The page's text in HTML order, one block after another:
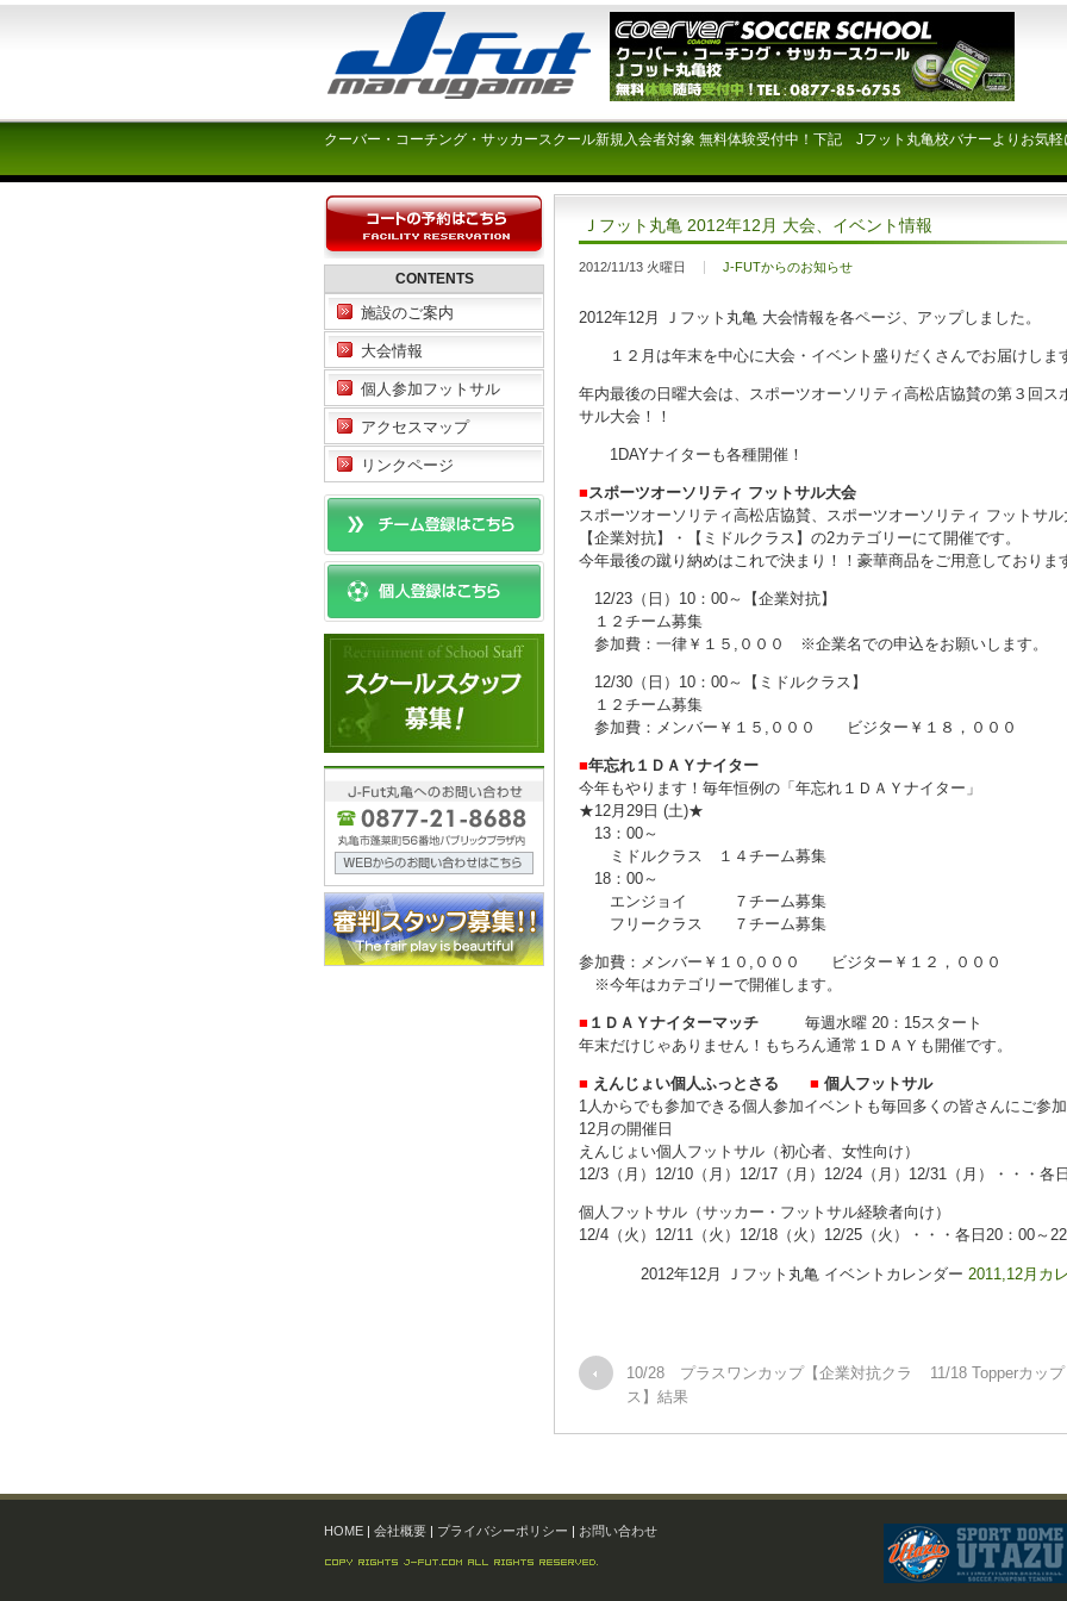
クーバー・コーチング・サッカースクール新規入会者対象 無料体験受付中！下記 Jフット丸亀校バナーよりお気
Ｊフット丸亀 2012年12月 大会、イベント情報
2012/11/13 火曜日 J-FUTからのお知らせ
2012年12月 Ｊフット丸亀 大会情報を各ページ、アップしました。
１２月は年末を中心に大会・イベント盛りだくさんでお届けしま
年内最後の日曜大会は、スポーツオーソリティ高松店協賛の第３回ス
サル大会！！
1DAYナイターも各種開催！
■ スポーツオーソリティ フットサル大会
スポーツオーソリティ高松店協賛、スポーツオーソリティ フットサ
【企業対抗】・【ミドルクラス】の2カテゴリーにて開催です。
今年最後の蹴り納めはこれで決まり！！豪華商品をご用意しておりま
12/23（日）10：00～【企業対抗】
１２チーム募集
参加費：一律￥１５,０００ ※企業名での申込をお願いします。
12/30（日）10：00～【ミドルクラス】
１２チーム募集
参加費：メンバー￥１５,０００ ビジター￥１８，０００
■年忘れ１ＤＡＹナイター
今年もやります！毎年恒例の「年忘れ１ＤＡＹナイター」
★12月29日 (土)★
13：00～
ミドルクラス １４チーム募集
18：00～
エンジョイ ７チーム募集
フリークラス ７チーム募集
参加費：メンバー￥１０,０００ ビジター￥１２，０００
※今年はカテゴリーで開催します。
■ １ＤＡＹナイターマッチ 毎週水曜 20：15スタート
年末だけじゃありません！もちろん通常１ＤＡＹも開催です。
■ えんじょい個人ふっとさる ■ 個人フットサル
1人からでも参加できる個人参加イベントも毎回多くの皆さんにご参
12月の開催日
えんじょい個人フットサル（初心者、女性向け）
12/3（月）12/10（月）12/17（月）12/24（月）12/31（月）・・・各
個人フットサル（サッカー・フットサル経験者向け）
12/4（火）12/11（火）12/18（火）12/25（火）・・・各日20：00～
2012年12月 Ｊフット丸亀 イベントカレンダー 2011,12月カ
10/28 プラスワンカップ【企業対抗クラ
ス】結果
11/18 Topperカッ
CONTENTS
施設のご案内
大会情報
個人参加フットサル
アクセスマップ
リンクページ
HOME | 会社概要 | プライバシーポリシー | お問い合わせ